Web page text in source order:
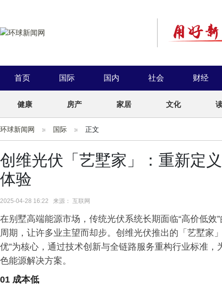
首页 国际 国内 社会 财经
健康 房产 家居 文化
环球新闻网 国际 正文
创维光伏「艺墅家」：重新定
体验
2025-04-28 16:22 来源： 互联网
在别墅高端能源市场，传统光伏系统长期面临“高价低
周期，让许多业主望而却步。创维光伏推出的「艺墅家
优”为核心，通过技术创新与全链路服务重构行业标准
色能源解决方案。
01 成本低